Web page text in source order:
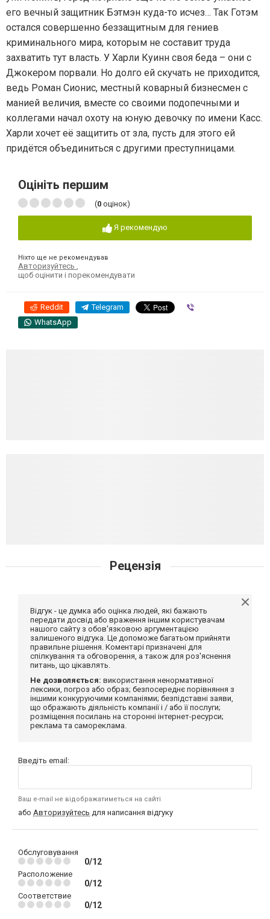
его вечный защитник Бэтмэн куда-то исчез… Так Готэм
остался совершенно беззащитным для гениев
криминального мира, которым не составит труда
захватить тут власть. У Харли Куинн своя беда – они с
Джокером порвали. Но долго ей скучать не приходится,
ведь Роман Сионис, местный коварный бизнесмен с
манией величия, вместе со своими подопечными и
коллегами начал охоту на юную девочку по имени Касс.
Харли хочет её защитить от зла, пусть для этого ей
придётся объединиться с другими преступницами.
Оцініть першим
(0 оцінок)
Я рекомендую
Ніхто ще не рекомендував
Авторизуйтесь
щоб оцінити і порекомендувати
Reddit Telegram
WhatsApp
Рецензія
Відгук - це думка або оцінка людей, які бажають
передати досвід або враження іншим користувачам
нашого сайту з обов'язковою аргументацією
залишеного відгука. Це допоможе багатьом прийняти
правильне рішення. Коментарі призначені для
спілкування та обговорення, а також для роз'яснення
питань, що цікавлять.
Не дозволяється: використання ненормативної
лексики, погроз або образ; безпосереднє порівняння з
іншими конкуруючими компаніями; безпідставні заяви,
що ображають діяльність компанії і / або її послуги;
розміщення посилань на сторонні інтернет-ресурси;
реклама та самореклама.
Введіть email:
Ваш e-mail не відображатиметься на сайті
або Авторизуйтесь для написання відгуку
Обслуговування
0/12
Расположение
0/12
Соответствие
0/12